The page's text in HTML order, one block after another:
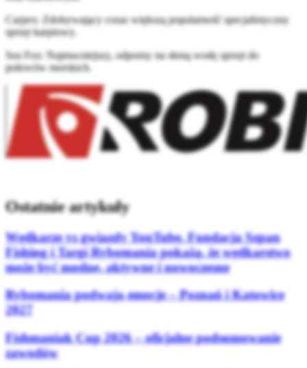
Carpex: Zdobywający coraz większą popularność specjalistyczny
sprzęt karpiowy.
Sea Fox: Najmocniejszy, odporny na słoną wodę sprzęt do
połowów morskich.
Ostatnie artykuły
Wędkarze vs gwiazdy YouTube. Fundacja Szpan
Fishing i Targi Rybomania pokażą, że wędkarstwo
może być modne, aktywne i nowoczesne
Rybomania podwaja emocje – Poznań i Katowice
2027
Fishmaniak Cup 2026 – oficjalne podsumowanie
zawodów